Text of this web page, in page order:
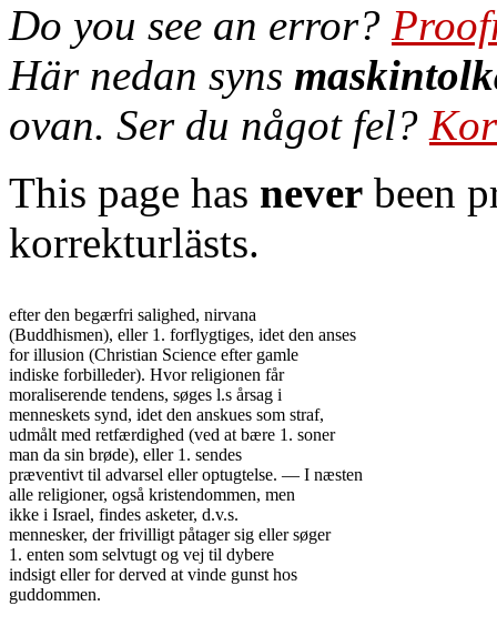
Do you see an error?
Här nedan syns
ovan. Ser du något fel?
This page has never been
korrekturlästs.
efter den begærfri salighed, nirvana
(Buddhismen), eller 1. forflygtiges, idet den anses
for illusion (Christian Science efter gamle
indiske forbilleder). Hvor religionen får
moraliserende tendens, søges l.s årsag i
menneskets synd, idet den anskues som straf,
udmålt med retfærdighed (ved at bære 1. soner
man da sin brøde), eller 1. sendes
præventivt til advarsel eller optugtelse. — I næsten
alle religioner, også kristendommen, men
ikke i Israel, findes asketer, d.v.s.
mennesker, der frivilligt påtager sig eller søger
1. enten som selvtugt og vej til dybere
indsigt eller for derved at vinde gunst hos
guddommen.